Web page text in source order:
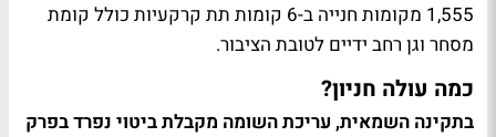
1,555 מקומות חנייה ב-6 קומות תת קרקעיות כולל קומת
מסחר וגן רחב ידיים לטובת הציבור.
כמה עולה חניון?
בתקינה השמאית, עריכת השומה מקבלת ביטוי נפרד בפרק